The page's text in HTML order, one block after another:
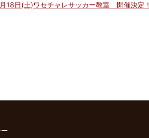
18日(土)ワセチャレサッカー教室 開催決定！